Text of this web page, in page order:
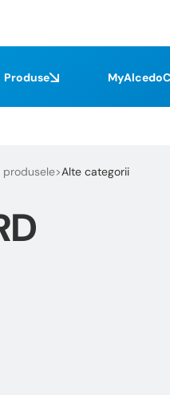
Produse
produsele Alte categorii